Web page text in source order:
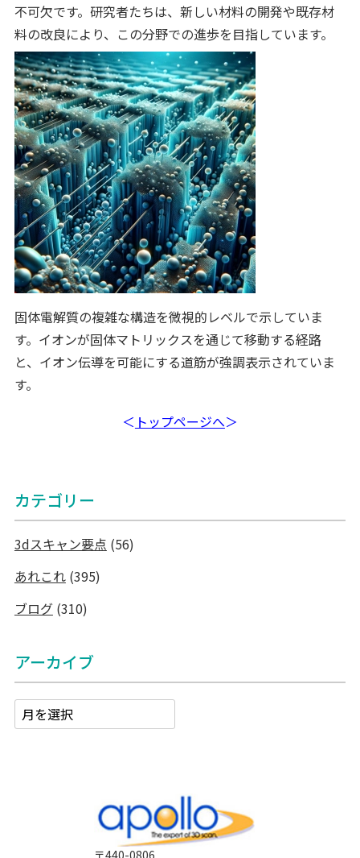
不可欠です。研究者たちは、新しい材料の開発や既存材
料の改良により、この分野での進歩を目指しています。
固体電解質の複雑な構造を微視的レベルで示していま
す。イオンが固体マトリックスを通じて移動する経路
と、イオン伝導を可能にする道筋が強調表示されていま
す。
＜ トップページへ＞
カテゴリー
3dスキャン要点 (56)
あれこれ(395)
ブログ(310)
アーカイブ